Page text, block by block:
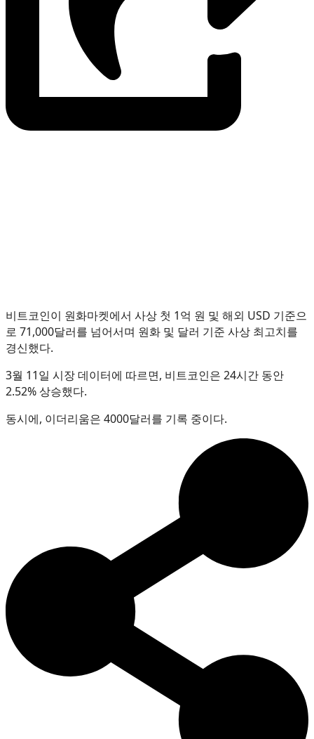
비트코인이 원화마켓에서 사상 첫 1억 원 및 해외 USD 기준으
로 71,000달러를 넘어서며 원화 및 달러 기준 사상 최고치를
경신했다.
3월 11일 시장 데이터에 따르면, 비트코인은 24시간 동안
2.52% 상승했다.
동시에, 이더리움은 4000달러를 기록 중이다.